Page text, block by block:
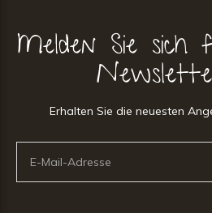
Melden Sie
Erhalten Sie die neuesten